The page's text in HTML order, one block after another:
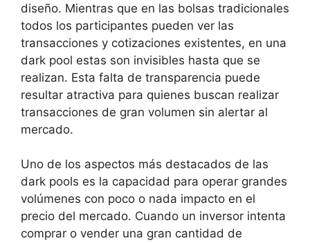
diseño. Mientras que en las bolsas tradicionales
todos los participantes pueden ver las
transacciones y cotizaciones existentes, en una
dark pool estas son invisibles hasta que se
realizan. Esta falta de transparencia puede
resultar atractiva para quienes buscan realizar
transacciones de gran volumen sin alertar al
mercado.
Uno de los aspectos más destacados de las
dark pools es la capacidad para operar grandes
volúmenes con poco o nada impacto en el
precio del mercado. Cuando un inversor intenta
comprar o vender una gran cantidad de